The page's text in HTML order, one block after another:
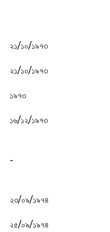
২১/১০/১৯৭৩
২১/১০/১৯৭৩
১৯৭৩
১৬/১২/১৯৭৩
-
২৩/০৯/১৯৭৪
২৫/০৯/১৯৭৪